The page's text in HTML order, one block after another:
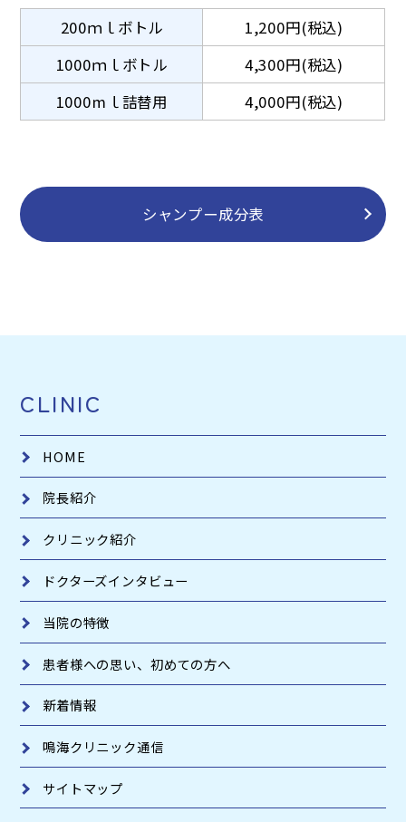
200ｍｌボトル
1,200円(税込)
1000ｍｌボトル
4,300円(税込)
1000mｌ詰替用
4,000円(税込)
シャンプー成分表
CLINIC
HOME
院長紹介
クリニック紹介
ドクターズインタビュー
当院の特徴
患者様への思い、 初めての方へ
新着情報
鳴海クリニック通信
サイトマップ